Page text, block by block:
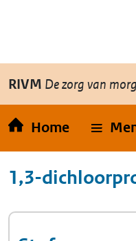
Overslaan en naar de inhoud
RIVM De zorg van
Home
1,3-